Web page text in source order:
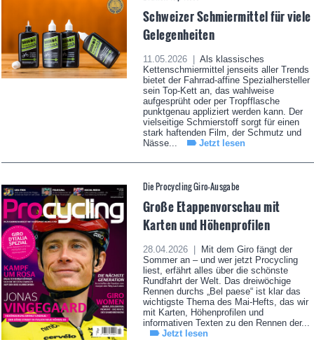
Schweizer Schmiermittel für viele
Gelegenheiten
11.05.2026 |
Als klassisches
Kettenschmiermittel jenseits aller Trends
bietet der Fahrrad-affine Spezialhersteller
sein Top-Kett an, das wahlweise
aufgesprüht oder per Tropfflasche
punktgenau appliziert werden kann. Der
vielseitige Schmierstoff sorgt für einen
stark haftenden Film, der Schmutz und
Nässe...
Jetzt lesen
Die Procycling Giro-Ausgabe
Große Etappenvorschau mit
Karten und Höhenprofilen
28.04.2026 |
Mit dem Giro fängt der
Sommer an – und wer jetzt Procycling
liest, erfährt alles über die schönste
Rundfahrt der Welt. Das dreiwöchige
Rennen durchs „Bel paese“ ist klar das
wichtigste Thema des Mai-Hefts, das wir
mit Karten, Höhenprofilen und
informativen Texten zu den Rennen der...
Jetzt lesen